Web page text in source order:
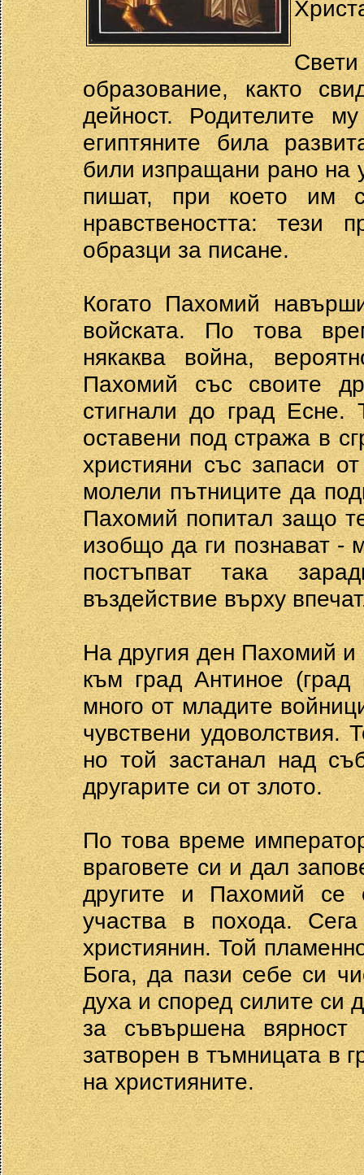
образование, както
дейност. Родителите
египтяните била
били изпращани рано на
пишат, при което им
нравствеността:
образци за писане.
Когато Пахомий
войската. По това
някаква война,
Пахомий със своите
стигнали до град
оставени под стража в
християни със запаси
молели пътниците да
Пахомий попитал защо
изобщо да ги познават -
постъпват така
въздействие върху
На другия ден Пахомий
към град Антиное
много от младите
чувствени
но той застанал над
другарите си от злото.
По това време
враговете си и дал
другите и Пахомий се
участва в похода.
християнин. Той
Бога, да пази себе си
духа и според силите си
за съвършена
затворен в тъмницата в
на християните.